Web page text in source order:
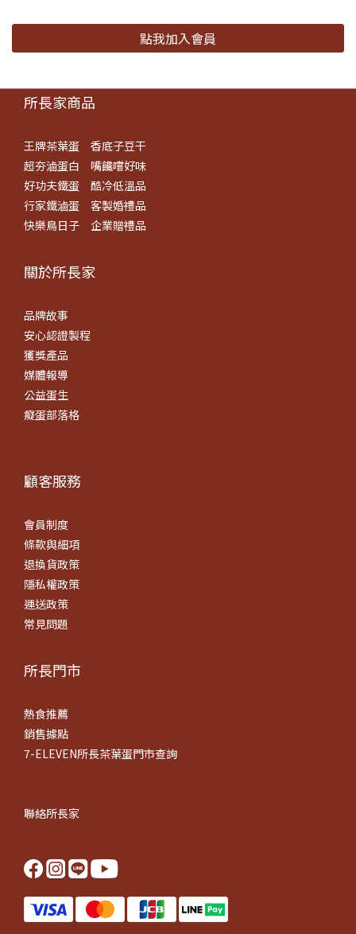
點我加入會員
所長家商品
王牌茶葉蛋
香底子豆干
超夯滷蛋白
嘴饞嚐好味
好功夫鐵蛋
酷冷低溫品
行家鐵滷蛋
客製婚禮品
快樂鳥日子
企業贈禮品
關於所長​家
品牌故事
安心認證製程
獲獎產品
媒體報導
公益蛋生
癡蛋部落格
顧客服務
會員制度
條款與細項
退換貨政策
隱私權政策
運送政策
常見問題
所長門市
熱食推薦
銷售據點
7-ELEVEN所長茶葉蛋門市查詢
聯絡所長家